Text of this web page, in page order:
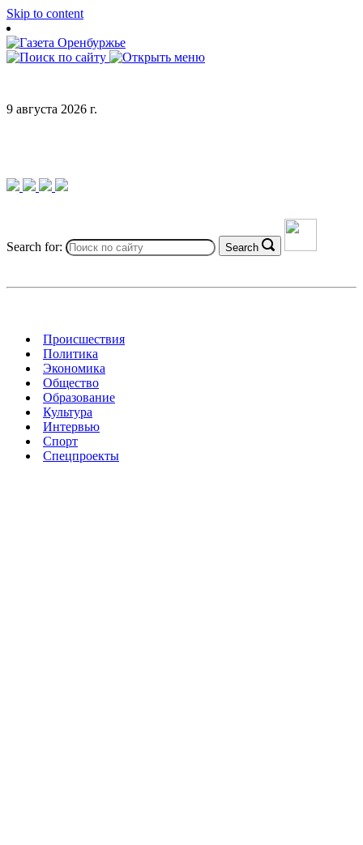
Skip to content
9 августа 2026 г.
Search for: Search
Происшествия
Политика
Экономика
Общество
Образование
Культура
Интервью
Спорт
Спецпроекты